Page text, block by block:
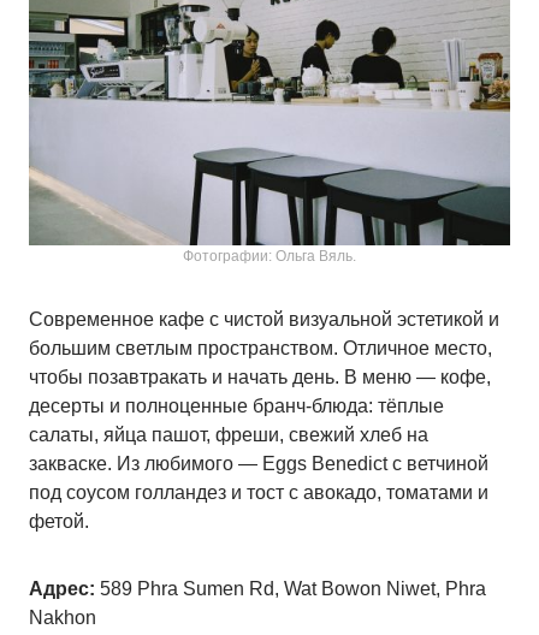
Фотографии: Ольга Вяль.
Современное кафе с чистой визуальной эстетикой и
большим светлым пространством. Отличное место,
чтобы позавтракать и начать день. В меню — кофе,
десерты и полноценные бранч-блюда: тёплые
салаты, яйца пашот, фреши, свежий хлеб на
закваске. Из любимого — Eggs Benedict с ветчиной
под соусом голландез и тост с авокадо, томатами и
фетой.
Адрес: 589 Phra Sumen Rd, Wat Bowon Niwet, Phra
Nakhon